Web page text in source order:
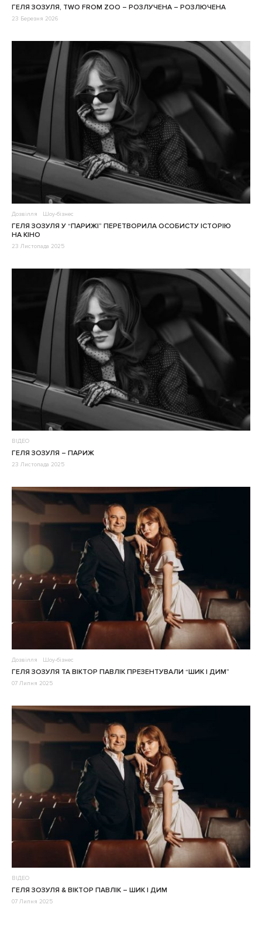
ГЕЛЯ ЗОЗУЛЯ, TWO FROM ZOO – РОЗЛУЧЕНА – РОЗЛЮЧЕНА
23 Березня 2026
Дозвілля Шоу-бізнес
ГЕЛЯ ЗОЗУЛЯ У “ПАРИЖІ” ПЕРЕТВОРИЛА ОСОБИСТУ ІСТОРІЮ
НА КІНО
23 Листопада 2025
ВІДЕО
ГЕЛЯ ЗОЗУЛЯ – ПАРИЖ
23 Листопада 2025
Дозвілля Шоу-бізнес
ГЕЛЯ ЗОЗУЛЯ ТА ВІКТОР ПАВЛІК ПРЕЗЕНТУВАЛИ “ШИК І ДИМ”
07 Липня 2025
ВІДЕО
ГЕЛЯ ЗОЗУЛЯ & ВІКТОР ПАВЛІК – ШИК І ДИМ
07 Липня 2025